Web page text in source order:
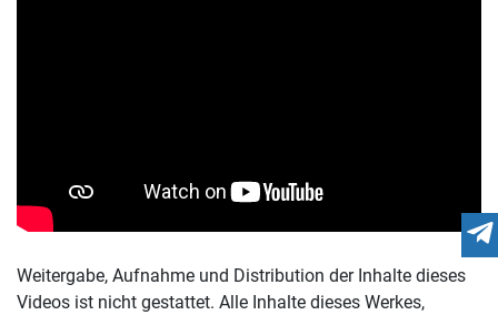
Weitergabe, Aufnahme und Distribution der Inhalte dieses
Videos ist nicht gestattet. Alle Inhalte dieses Werkes,